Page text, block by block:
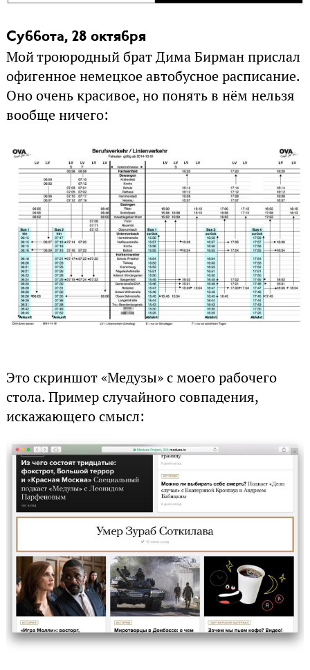
Суббота, 28 октября
Мой троюродный брат Дима Бирман прислал
офигенное немецкое автобусное расписание.
Оно очень красивое, но понять в нём нельзя
вообще ничего:
Это скриншот «Медузы» с моего рабочего
стола. Пример случайного совпадения,
искажающего смысл: